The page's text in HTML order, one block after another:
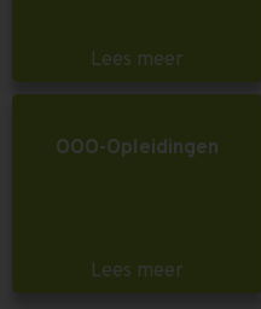
Lees meer
OOO-Opleidingen
Lees meer